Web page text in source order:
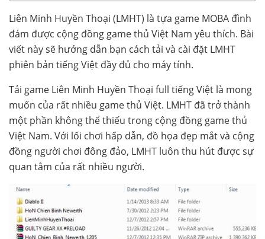
Liên Minh Huyền Thoại (LMHT) là tựa game MOBA đình
đám được cộng đồng game thủ Việt Nam yêu thích. Bài
viết này sẽ hướng dẫn bạn cách tải và cài đặt LMHT
phiên bản tiếng Việt đầy đủ cho máy tính.
Tải game Liên Minh Huyền Thoại full tiếng Việt là mong
muốn của rất nhiều game thủ Việt. LMHT đã trở thành
một phần không thể thiếu trong cộng đồng game thủ
Việt Nam. Với lối chơi hấp dẫn, đồ họa đẹp mắt và cộng
đồng người chơi đông đảo, LMHT luôn thu hút được sự
quan tâm của rất nhiều người.